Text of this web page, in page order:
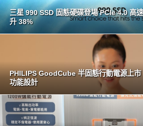
三星 990 SSD 固態硬碟登場 PCIe 4.0 高
升 38%
PHILIPS GoodCube 半固態行動電源上市
功能設計